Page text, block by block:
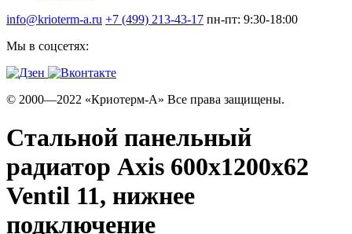
info@krioterm-a.ru +7 (499) 213-43-17 пн-пт: 9:30-18:00
Мы в соцсетях:
© 2000—2022 «Криотерм-А» Все права защищены.
Стальной панельный
радиатор Axis 600х1200х62
Ventil 11, нижнее
подключение